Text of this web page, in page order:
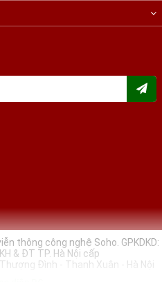
thông công nghệ Soho. GPKDKD:
& ĐT TP. Hà Nội cấp
Đình - Thanh Xuân - Hà Nội